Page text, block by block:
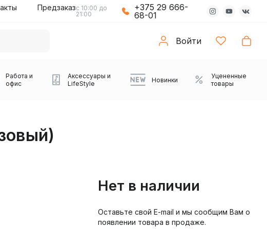
Предзаказс 10:00 до
21:00
+375 29 666-
68-01
Войти
Плееры Аудиоинтерфейсы
Виниловые
проигрыватели
Звуковые карты
Partybox
Саундбары
Компьютерные колонки Веб-камеры
Работа и
офис
Коврики с подсветкой Проекторы
Аксессуары и
LifeStyle
Зарядные устройства Транспорт
Новинки
Уцененные
товары
Нет в наличии
Оставьте свой E-mail и мы сообщим Вам о
появлении товара в продаже.